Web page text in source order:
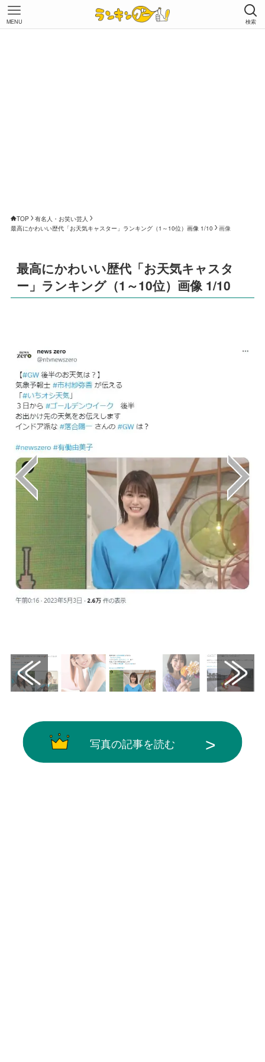
検索
MENU
TOP
有名人・お笑い芸人
最高にかわいい歴代「お天気キャスター」ランキング（1～10位）画像 1/10
画像
最高にかわいい歴代「お天気キャスタ
ー」ランキング（1～10位）画像 1/10
写真の記事を読む